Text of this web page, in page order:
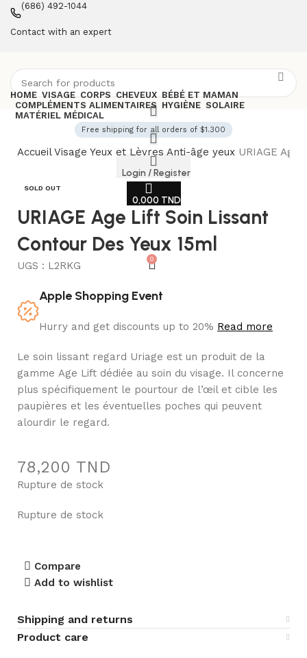
(686) 492-1044
Contact with an expert
Login / Register
0,000 TND
0
HOME VISAGE CORPS CHEVEUX BÉBÉ ET MAMAN
COMPLÉMENTS ALIMENTAIRES HYGIÈNE SOLAIRE
MATÉRIEL MÉDICAL
Free shipping for all orders of $1.300
AccueilVisage Yeux et Lèvres Anti-âge yeux URIAGE Age
SOLD OUT
URIAGE Age Lift Soin Lissant
Contour Des Yeux 15ml
UGS : L2RKG
Apple Shopping Event
Hurry and get discounts up to 20% Read more
Le soin lissant regard Uriage est un produit de la
gamme Age Lift dédiée au soin du visage. Il concerne
plus spécifiquement le pourtour de l’œil et cible les
paupières et les éventuelles poches qui peuvent
alourdir le regard.
78,200 TND
Rupture de stock
Rupture de stock
Compare
Add to wishlist
Shipping and returns
Product care